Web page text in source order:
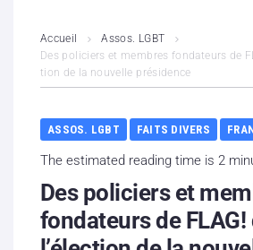
Contenus litigieux
Nous soutenir
Boutique
Partenaires
Accueil
Assos. LGBT
Des policiers et membres fondateurs de
tion de la nouvelle présidence
ASSOS. LGBT FAITS DIVERS
The estimated reading time is 2
Des policiers et
fondateurs de